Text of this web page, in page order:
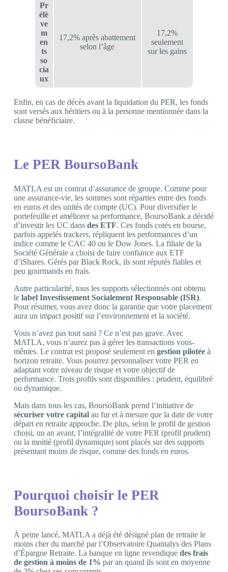
Pr
élè
ve
m
en
ts
so
cia
ux
17,2% après abattement
selon l’âge
17,2%
seulement
sur les gains
Enfin, en cas de décès avant la liquidation du PER, les fonds
sont versés aux héritiers ou à la personne mentionnée dans la
clause bénéficiaire.
Le PER BoursoBank
MATLA est un contrat d’assurance de groupe. Comme pour
une assurance-vie, les sommes sont réparties entre des fonds
en euros et des unités de compte (UC). Pour diversifier le
portefeuille et améliorer sa performance, BoursoBank a décidé
d’investir les UC dans des ETF. Ces fonds cotés en bourse,
parfois appelés trackers, répliquent les performances d’un
indice comme le CAC 40 ou le Dow Jones. La filiale de la
Société Générale a choisi de faire confiance aux ETF
d’iShares. Gérés par Black Rock, ils sont réputés fiables et
peu gourmands en frais.
Autre particularité, tous les supports sélectionnés ont obtenu
le label Investissement Socialement Responsable (ISR).
Pour résumer, vous avez donc la garantie que votre placement
aura un impact positif sur l’environnement et la société.
Vous n’avez pas tout saisi ? Ce n’est pas grave. Avec
MATLA, vous n’aurez pas à gérer les transactions vous-
mêmes. Le contrat est proposé seulement en gestion pilotée à
horizon retraite. Vous pourrez personnaliser votre PER en
adaptant votre niveau de risque et votre objectif de
performance. Trois profils sont disponibles : prudent, équilibré
ou dynamique.
Mais dans tous les cas, BoursoBank prend l’initiative de
sécuriser votre capital au fur et à mesure que la date de votre
départ en retraite approche. De plus, selon le profil de gestion
choisi, un an avant, l’intégralité de votre PER (profil prudent)
ou la moitié (profil dynamique) sont placés sur des supports
présentant moins de risque, comme des fonds en euros.
Pourquoi choisir le PER
BoursoBank ?
À peine lancé, MATLA a déjà été désigné plan de retraite le
moins cher du marché par l’Observatoire Quantalys des Plans
d’Épargne Retraite. La banque en ligne revendique des frais
de gestion à moins de 1% par an quand ils sont en moyenne